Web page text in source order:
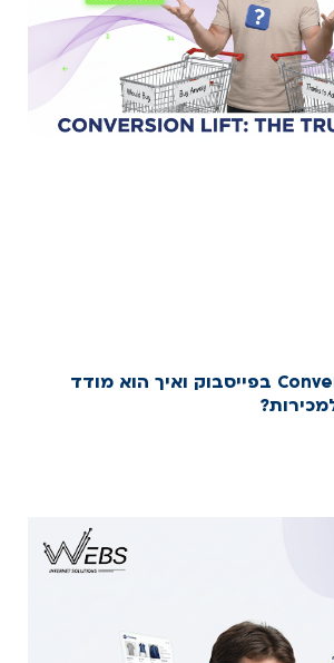
מה זה Conversion Lift בפייסבוק ואיך הוא מודד